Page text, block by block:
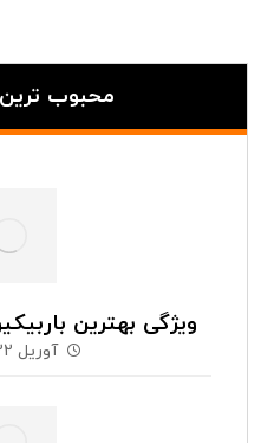
محبوب
ویژگی بهترین
آوریل 22, 2024